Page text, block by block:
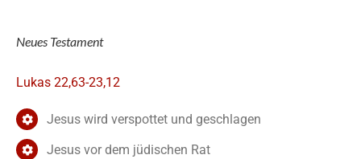
Neues Testament
Lukas 22,63-23,12
Jesus wird verspottet und geschlagen
Jesus vor dem jüdischen Rat